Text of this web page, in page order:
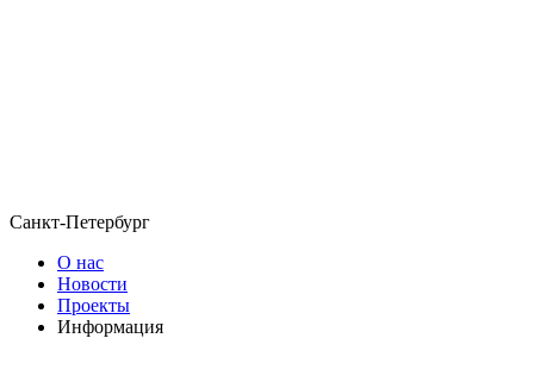
Санкт-Петербург
О нас
Новости
Проекты
Информация